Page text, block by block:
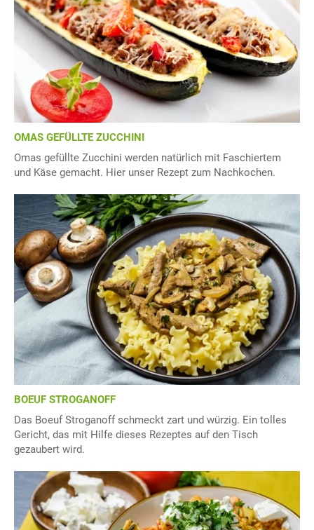
OMAS GEFÜLLTE ZUCCHINI
Omas gefüllte Zucchini werden natürlich mit Faschiertem
und Käse gemacht. Hier unser Rezept zum Nachkochen.
BOEUF STROGANOFF
Das Boeuf Stroganoff schmeckt zart und würzig. Ein tolles
Gericht, das mit Hilfe dieses Rezeptes auf den Tisch
gezaubert wird.